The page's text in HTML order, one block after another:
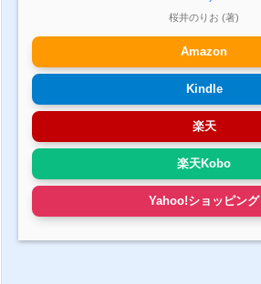
桜井のりお (著)
Amazon
Kindle
楽天
楽天Kobo
Yahoo!ショッピング